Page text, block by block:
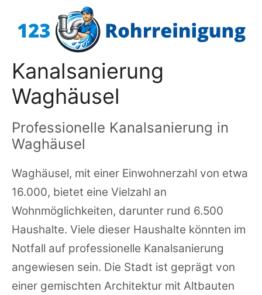
Inhalt
Kanalsanierung
Waghäusel
Professionelle Kanalsanierung in
Waghäusel
Waghäusel, mit einer Einwohnerzahl von etwa
16.000, bietet eine Vielzahl an
Wohnmöglichkeiten, darunter rund 6.500
Haushalte. Viele dieser Haushalte könnten im
Notfall auf professionelle Kanalsanierung
angewiesen sein. Die Stadt ist geprägt von
einer gemischten Architektur mit Altbauten